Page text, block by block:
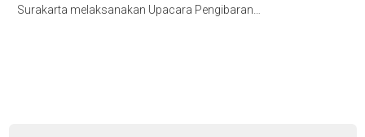
Surakarta melaksanakan Upacara Pengibaran…